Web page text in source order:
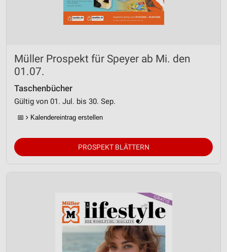
Müller Prospekt für Speyer ab Mi. den
01.07.
Taschenbücher
Gültig von 01. Jul. bis 30. Sep.
📅 Kalendereintrag erstellen
PROSPEKT BLÄTTERN